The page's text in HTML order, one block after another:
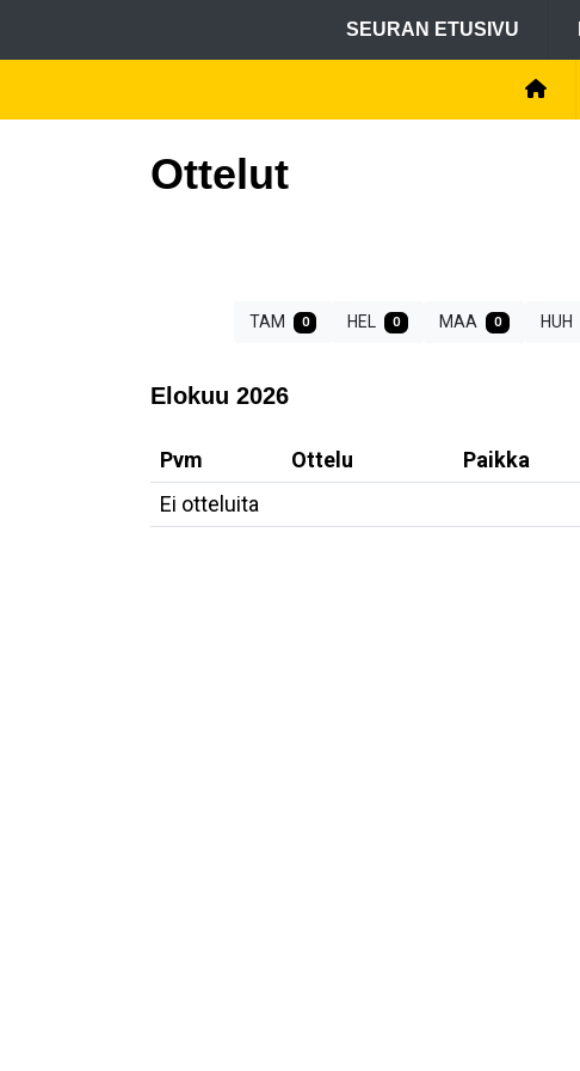
SEURAN ETUSIVU
Ottelut
TAM 0 HEL 0 MAA 0 HUH
Elokuu 2026
Pvm Ottelu Paikka
Ei otteluita